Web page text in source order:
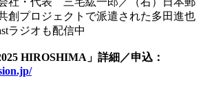
創プロジェクトで派遣された多田進也
ジオも配信中
HIROSHIMA」詳細／申込：